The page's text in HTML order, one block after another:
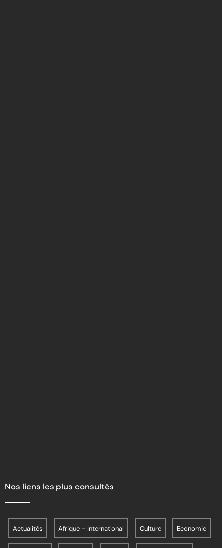
Nos liens les plus consultés
Actualités Afrique – International Culture Economie